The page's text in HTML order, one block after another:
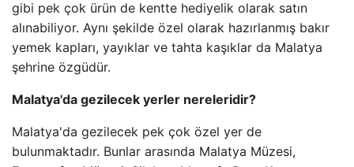
gibi pek çok ürün de kentte hediyelik olarak satın
alınabiliyor. Aynı şekilde özel olarak hazırlanmış bakır
yemek kapları, yayıklar ve tahta kaşıklar da Malatya
şehrine özgüdür.
Malatya'da gezilecek yerler nereleridir?
Malatya'da gezilecek pek çok özel yer de
bulunmaktadır. Bunlar arasında Malatya Müzesi,